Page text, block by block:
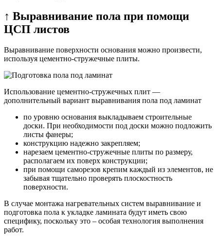
↑ Выравнивание пола при помощи
ЦСП листов
Выравнивание поверхности основания можно произвести,
используя цементно-стружечные плиты.
Использование цементно-стружечных плит —
дополнительный вариант выравнивания пола под ламинат
по уровню основания выкладываем строительные
доски. При необходимости под доски можно подложить
листы фанеры;
конструкцию надежно закрепляем;
нарезаем цементно-стружечные плиты по размеру,
располагаем их поверх конструкции;
при помощи саморезов крепим каждый из элементов, не
забывая тщательно проверять плоскостность
поверхности.
В случае монтажа нагревательных систем выравнивание и
подготовка пола к укладке ламината будут иметь свою
специфику, поскольку это – особая технология выполнения
работ.